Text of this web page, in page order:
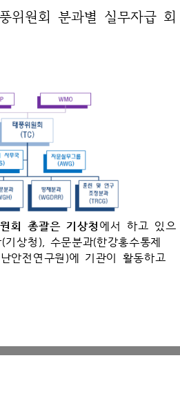
위원회 분과별 실무자급 회
회 총괄은 기상청에서 하고 있으
상청), 수문분과(한강홍수통제
안전연구원)에 기관이 활동하고